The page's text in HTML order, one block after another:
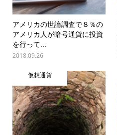
アメリカの世論調査で８％の
アメリカ人が暗号通貨に投資
を行って...
2018.09.26
仮想通貨